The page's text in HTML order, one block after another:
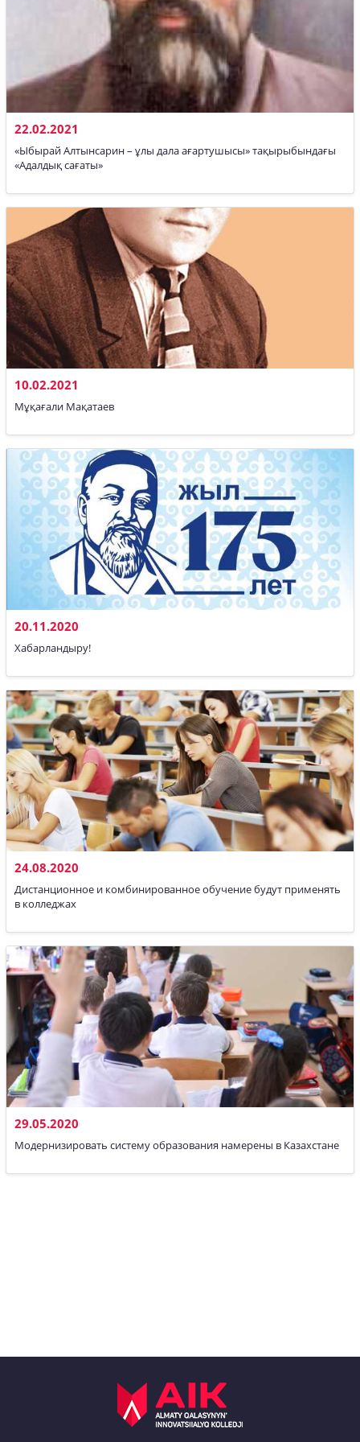
22.02.2021
«Ыбырай Алтынсарин – ұлы дала ағартушысы» тақырыбындағы
«Адалдық сағаты»
10.02.2021
Мұқағали Мақатаев
20.11.2020
​Хабарландыру!
24.08.2020
Дистанционное и комбинированное обучение будут применять
в колледжах
29.05.2020
Модернизировать систему образования намерены в Казахстане